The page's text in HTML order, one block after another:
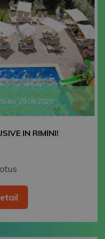
bis 29.08.2026
IN RIMINI!